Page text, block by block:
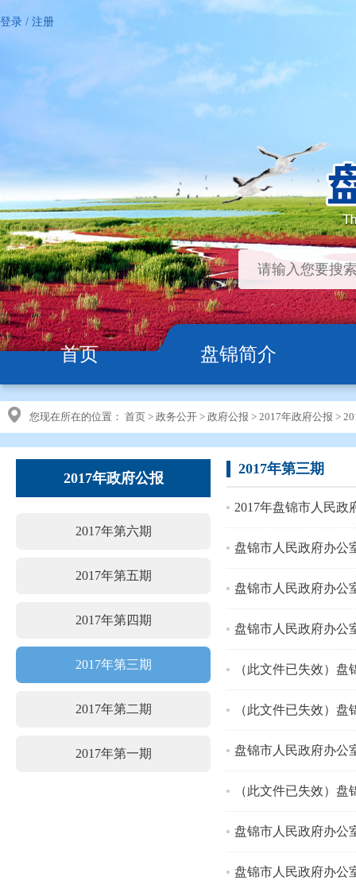
登录 / 注册
首页 盘锦简介
您现在所在的位置： 首页 > 政务公开 > 政府公报 > 2017年政府公报 >
2017年政府公报
2017年第六期
2017年第五期
2017年第四期
2017年第三期
2017年第二期
2017年第一期
2017年第三期
2017年盘锦市人民政
盘锦市人民政府办公
盘锦市人民政府办公
盘锦市人民政府办公
（此文件已失效）
（此文件已失效）
盘锦市人民政府办公
（此文件已失效）
盘锦市人民政府办公